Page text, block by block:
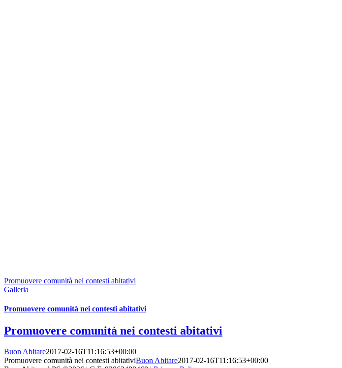
Promuovere comunità nei contesti abitativi
Galleria
Promuovere comunità nei contesti abitativi
Promuovere comunità nei contesti abitativi
Buon Abitare2017-02-16T11:16:53+00:00
Promuovere comunità nei contesti abitativiBuon Abitare2017-02-16T11:16:53+00:00